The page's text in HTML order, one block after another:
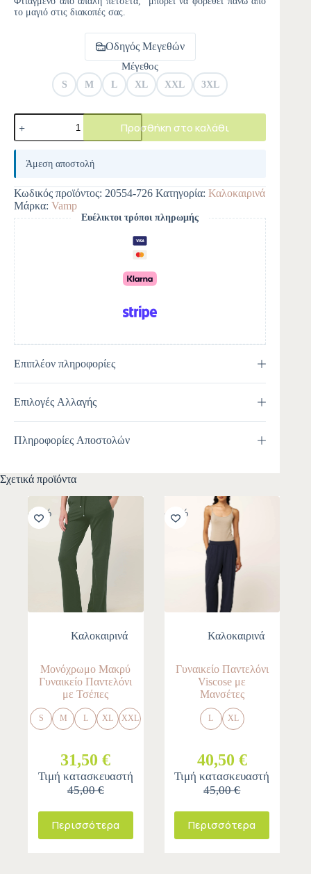
το μαγιό στις διακοπές σας.
Οδηγός Μεγεθών
Μέγεθος
S M L XL XXL 3XL
Προσθήκη στο καλάθι
A
e
r
n
a
t
i
v
e
:
Άμεση αποστολή
Κωδικός προϊόντος: 20554-726 Κατηγορία: Καλοκαιρινά
Μάρκα: Vamp
Ευέλικτοι τρόποι πληρωμής
Επιπλέον πληροφορίες
Επιλογές Αλλαγής
Πληροφορίες Αποστολών
Σχετικά προϊόντα
-30%
Καλοκαιρινά
Μονόχρωμο Μακρύ
Γυναικείο Παντελόνι
με Τσέπες
S M L XL XXL
31,50 €
Τιμή κατασκευαστή
45,00 €
Περισσότερα
-10%
Καλοκαιρινά
Γυναικείο Παντελόνι
Viscose με
Μανσέτες
L XL
40,50 €
Τιμή κατασκευαστή
45,00 €
Περισσότερα